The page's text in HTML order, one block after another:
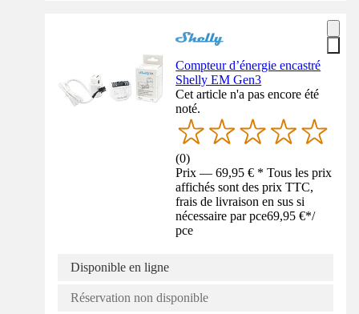
Compteur d’énergie encastré
Shelly EM Gen3
Cet article n'a pas encore été
noté.
(0)
Prix — 69,95 € * Tous les prix
affichés sont des prix TTC,
frais de livraison en sus si
nécessaire par pce69,95 €*/
pce
Disponible en ligne
Réservation non disponible